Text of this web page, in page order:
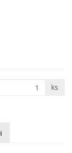
ks